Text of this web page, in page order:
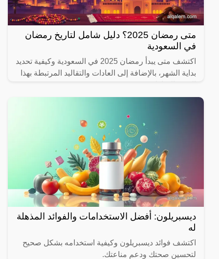
متى رمضان 2025؟ دليل شامل لتاريخ رمضان
في السعودية
اكتشف متى يبدأ رمضان 2025 في السعودية وكيفية تحديد
بداية الشهر، بالإضافة إلى العادات والتقاليد المرتبطة بهذا
ديسبريلون: أفضل الاستخدامات والفوائد المذهلة
له
اكتشف فوائد ديسبريلون وكيفية استخدامه بشكل صحيح
لتحسين صحتك ودعم مناعتك.